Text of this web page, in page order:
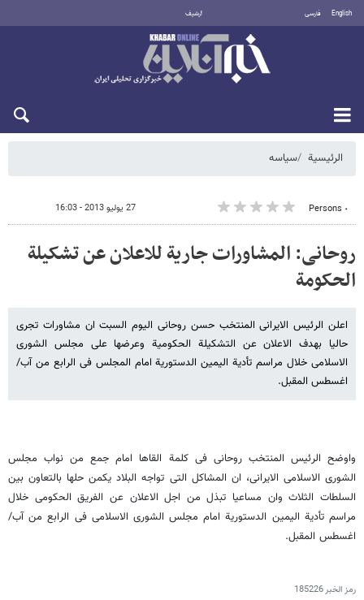
English فارسی أرشيف
الرئيسية سیاسه
٠ Persons 27 يوليو 2013 - 16:03
روحانی: المشاورات جاریة للاعلان عن تشکیلة
الحکومة
اعلن الرئیس الایرانی المنتخب حسن روحانی الیوم السبت ان مشاورات تجری
حالیا بهدف الاعلان عن التشکیلة الحکومیة وعرضها على مجلس الشورى
الاسلامی خلال مراسم تأدیة الیمین الدستوریة امام المجلس فی الرابع من آب/
اغسطس المقبل.
واوضح الرئیس المنتخب روحانی فی کلمة القاها امام جمع من نواب مجلس
الشورى الاسلامی الایرانی، ان المشاکل التی تواجه البلاد یکمن حلها بالتعاون بین
السلطات الثلاث وان مساعیا تبذل من اجل الاعلان عن الفریق الحکومی خلال
مراسم تأدیة الیمین الدستوریة امام مجلس الشورى الاسلامی فی الرابع من آب/
اغسطس المقبل.
رمز الخبر185226